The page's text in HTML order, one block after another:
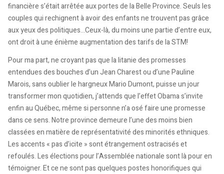
financière s’était arrêtée aux portes de la Belle Province. Seuls les
couples qui rechignent à avoir des enfants ne trouvent pas grâce
aux yeux des politiques…Ceux-là, du moins une partie d’entre eux,
ont droit à une énième augmentation des tarifs de la STM!
Pour ma part, ne croyant pas que la litanie des promesses
entendues des bouches d’un Jean Charest ou d’une Pauline
Marois, sans oublier le hargneux Mario Dumont, puisse un jour
transformer mon quotidien, j’attends que l’effet Obama s’invite
enfin au Québec, même si personne n’a osé faire une promesse
dans ce sens. Notre province demeure l’une des moins bien
classées en matière de représentativité des minorités ethniques.
Les accents « pas d’icite » sont étrangement ostracisés et
refoulés. Les élections pour l’Assemblée nationale sont là pour en
témoigner. Et ce ne sont pas quelques postes honorifiques qui